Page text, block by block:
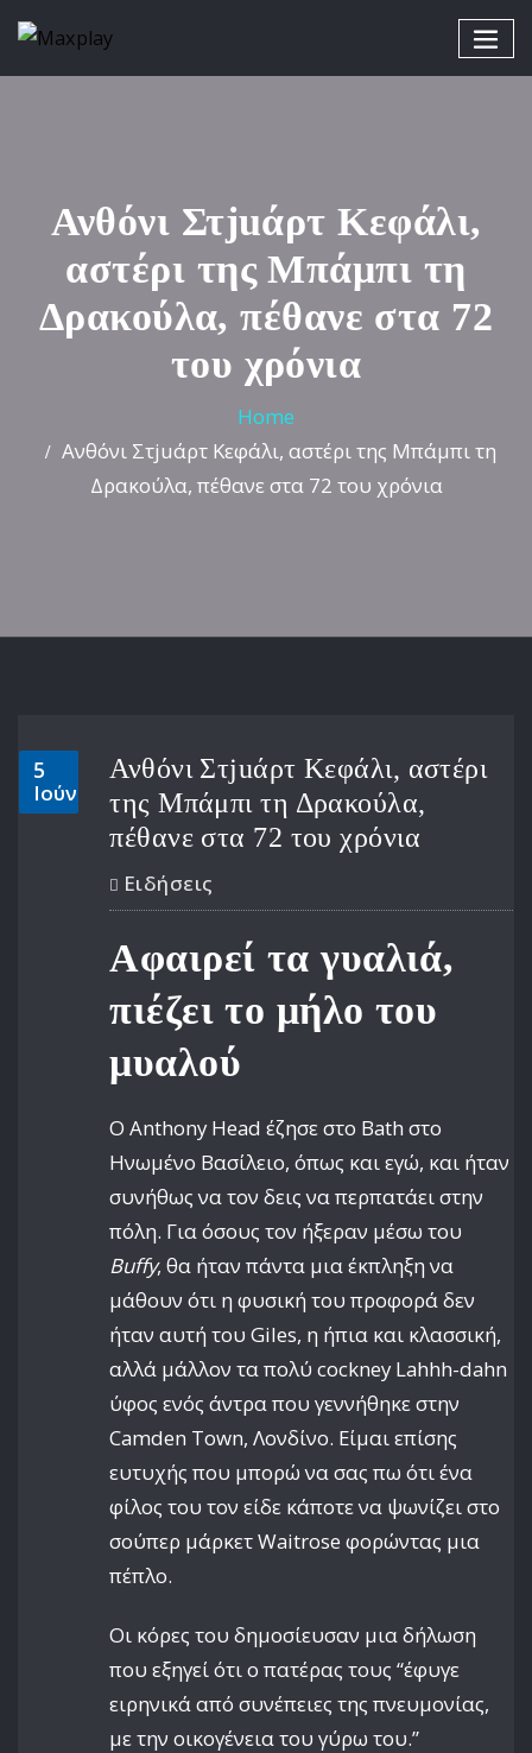
Ανθόνι Στjuάρτ Κεφάλι,
αστέρι της Μπάμπι τη
Δρακούλα, πέθανε στα 72
του χρόνια
Home
Ανθόνι Στjuάρτ Κεφάλι, αστέρι της Μπάμπι τη
Δρακούλα, πέθανε στα 72 του χρόνια
5
Ιούν
Ανθόνι Στjuάρτ Κεφάλι, αστέρι
της Μπάμπι τη Δρακούλα,
πέθανε στα 72 του χρόνια
Ειδήσεις
Αφαιρεί τα γυαλιά,
πιέζει το μήλο του
μυαλού
Ο Anthony Head έζησε στο Bath στο
Ηνωμένο Βασίλειο, όπως και εγώ, και ήταν
συνήθως να τον δεις να περπατάει στην
πόλη. Για όσους τον ήξεραν μέσω του
Buffy, θα ήταν πάντα μια έκπληξη να
μάθουν ότι η φυσική του προφορά δεν
ήταν αυτή του Giles, η ήπια και κλασσική,
αλλά μάλλον τα πολύ cockney Lahhh-dahn
ύφος ενός άντρα που γεννήθηκε στην
Camden Town, Λονδίνο. Είμαι επίσης
ευτυχής που μπορώ να σας πω ότι ένα
φίλος του τον είδε κάποτε να ψωνίζει στο
σούπερ μάρκετ Waitrose φορώντας μια
πέπλο.
Οι κόρες του δημοσίευσαν μια δήλωση
που εξηγεί ότι ο πατέρας τους “έφυγε
ειρηνικά από συνέπειες της πνευμονίας,
με την οικογένεια του γύρω του.”